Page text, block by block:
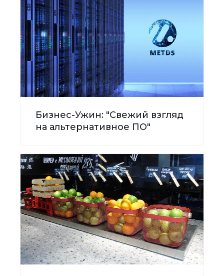
Бизнес-Ужин: "Свежий взгляд
на альтернативное ПО"